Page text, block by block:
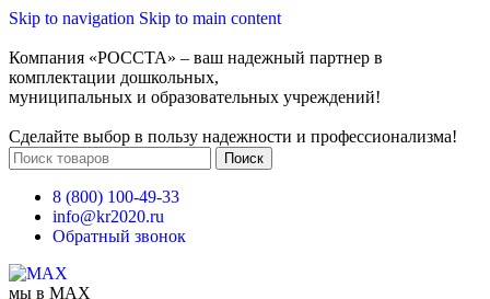
Skip to navigation Skip to main content
Компания «РОССТА» – ваш надежный партнер в
комплектации дошкольных,
муниципальных и образовательных учреждений!
Сделайте выбор в пользу надежности и профессионализма!
Поиск
8 (800) 100-49-33
info@kr2020.ru
Обратный звонок
мы в MAX